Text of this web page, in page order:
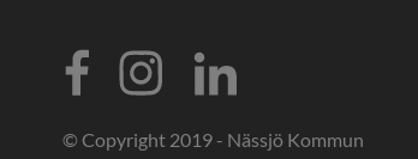
© Copyright 2019 - Nässjö Kommun